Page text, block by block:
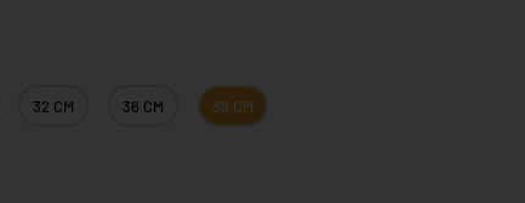
32 CM 36 CM 39 CM